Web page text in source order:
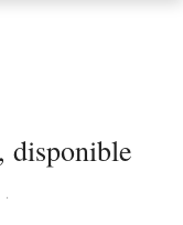
disponible
·